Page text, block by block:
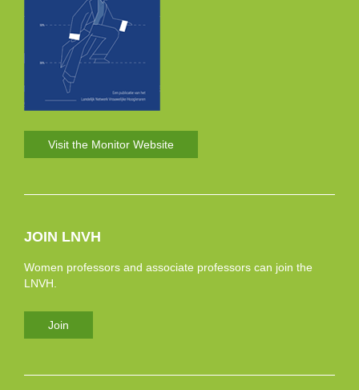
Visit the Monitor Website
JOIN LNVH
Women professors and associate professors can join the
LNVH.
Join